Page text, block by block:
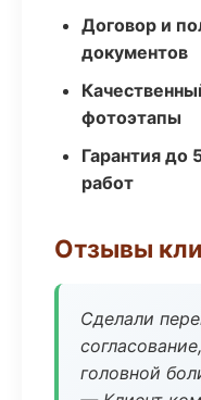
Договор и
документов
фотоэтапы
Гарантия до
работ
Отзывы
Сделали
головной